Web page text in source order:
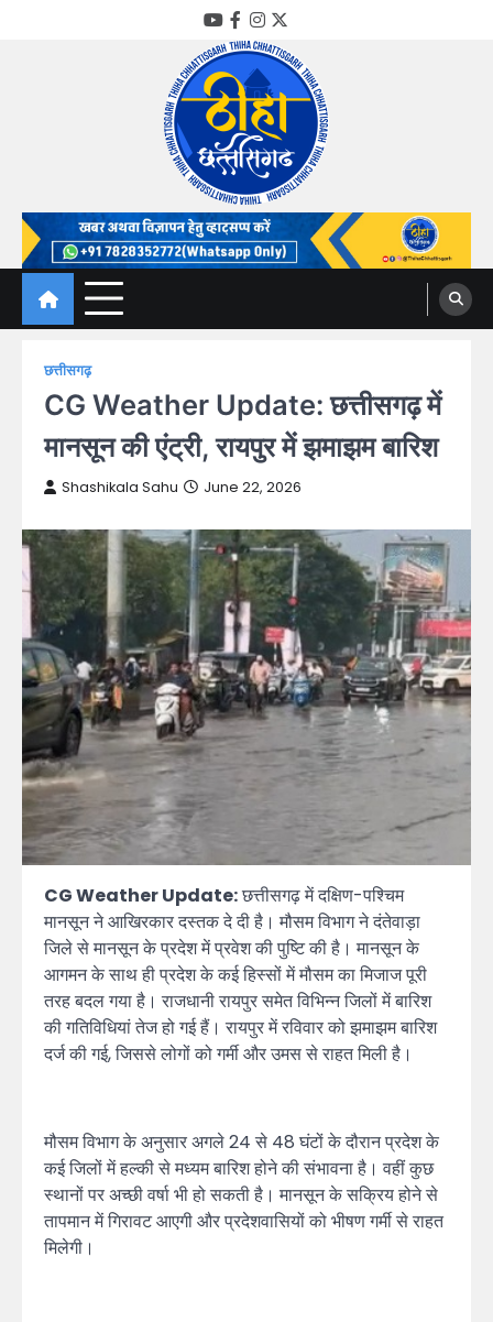
YouTube
Facebook
Instagram
Twitter
Thiha Chhattisgarh
गोठ जन-जन के
छत्तीसगढ़
CG Weather Update: छत्तीसगढ़ में
मानसून की एंट्री, रायपुर में झमाझम बारिश
Shashikala Sahu June 22, 2026
CG Weather Update:छत्तीसगढ़ में दक्षिण-पश्चिम
मानसून ने आखिरकार दस्तक दे दी है। मौसम विभाग ने दंतेवाड़ा
जिले से मानसून के प्रदेश में प्रवेश की पुष्टि की है। मानसून के
आगमन के साथ ही प्रदेश के कई हिस्सों में मौसम का मिजाज पूरी
तरह बदल गया है। राजधानी रायपुर समेत विभिन्न जिलों में बारिश
की गतिविधियां तेज हो गई हैं। रायपुर में रविवार को झमाझम बारिश
दर्ज की गई, जिससे लोगों को गर्मी और उमस से राहत मिली है।
मौसम विभाग के अनुसार अगले 24 से 48 घंटों के दौरान प्रदेश के
कई जिलों में हल्की से मध्यम बारिश होने की संभावना है। वहीं कुछ
स्थानों पर अच्छी वर्षा भी हो सकती है। मानसून के सक्रिय होने से
तापमान में गिरावट आएगी और प्रदेशवासियों को भीषण गर्मी से राहत
मिलेगी।